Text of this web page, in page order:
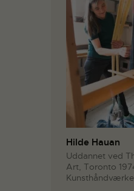
Hilde Hauan
Uddannet ved
Art, Toronto